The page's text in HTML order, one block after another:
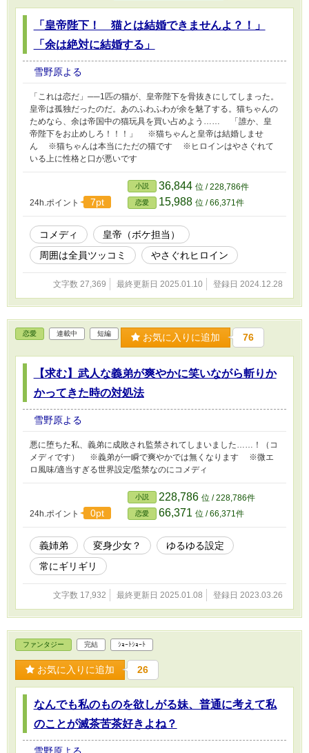
「皇帝陛下！ 猫とは結婚できませんよ？！」
「余は絶対に結婚する」
雪野原よる
「これは恋だ」──1匹の猫が、皇帝陛下を骨抜きにしてしまった。
皇帝は孤独だったのだ。あのふわふわが余を魅了する。猫ちゃんの
ためなら、余は帝国中の猫玩具を買い占めよう…… 「誰か、皇
帝陛下をお止めしろ！！！」 ※猫ちゃんと皇帝は結婚しませ
ん ※猫ちゃんは本当にただの猫です ※ヒロインはやさぐれて
いる上に性格と口が悪いです
24h.ポイント 7pt
小説 36,844 位 / 228,786件
恋愛 15,988 位 / 66,371件
コメディ
皇帝（ボケ担当）
周囲は全員ツッコミ
やさぐれヒロイン
文字数 27,369 最終更新日 2025.01.10 登録日 2024.12.28
恋愛 連載中 短編 お気に入りに追加 76
【求む】武人な義弟が爽やかに笑いながら斬りか
かってきた時の対処法
雪野原よる
悪に堕ちた私、義弟に成敗され監禁されてしまいました……！（コ
メディです） ※義弟が一瞬で爽やかでは無くなります ※微エ
ロ風味/適当すぎる世界設定/監禁なのにコメディ
24h.ポイント 0pt
小説 228,786 位 / 228,786件
恋愛 66,371 位 / 66,371件
義姉弟 変身少女？
ゆるゆる設定
常にギリギリ
文字数 17,932 最終更新日 2025.01.08 登録日 2023.03.26
ファンタジー 完結 ｼｮｰﾄｼｮｰﾄ
お気に入りに追加 26
なんでも私のものを欲しがる妹、普通に考えて私
のことが滅茶苦茶好きよね？
雪野原よる